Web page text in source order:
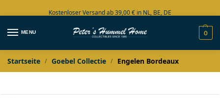
Kostenloser Versand ab 39,00 € in NL, BE, DE
Große Auswahl auf Lager
MENU 0
Startseite / Goebel Collectie / Engelen Bordeaux